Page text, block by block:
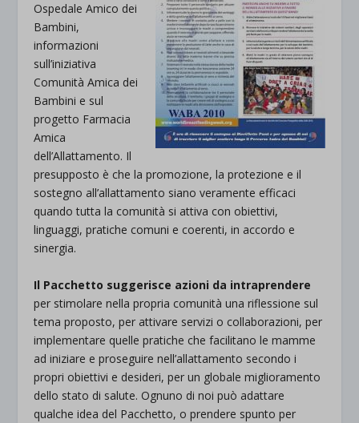
Ospedale Amico dei
Bambini,
informazioni
sull’iniziativa
Comunità Amica dei
Bambini e sul
progetto Farmacia
Amica
dell’Allattamento. Il
presupposto è che la promozione, la protezione e il
sostegno all’allattamento siano veramente efficaci
quando tutta la comunità si attiva con obiettivi,
linguaggi, pratiche comuni e coerenti, in accordo e
sinergia.
Il Pacchetto suggerisce azioni da intraprendere
per stimolare nella propria comunità una riflessione sul
tema proposto, per attivare servizi o collaborazioni, per
implementare quelle pratiche che facilitano le mamme
ad iniziare e proseguire nell’allattamento secondo i
propri obiettivi e desideri, per un globale miglioramento
dello stato di salute. Ognuno di noi può adattare
qualche idea del Pacchetto, o prendere spunto per